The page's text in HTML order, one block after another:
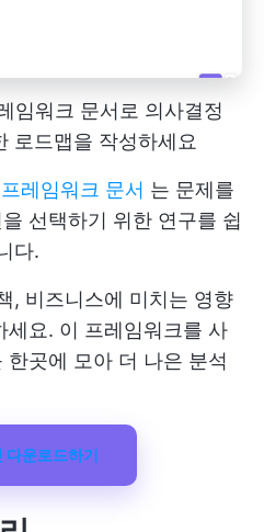
임워크 문서로 의사결정
로드맵을 작성하세요
레임워크 문서 는 문제를
선택하기 위한 연구를 쉽
다.
, 비즈니스에 미치는 영향
세요. 이 프레임워크를 사
곳에 모아 더 나은 분석
다운로드하기